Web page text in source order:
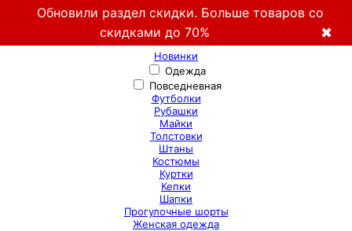
Обновили раздел скидки. Больше товаров со
скидками до 70%
✖
Новинки
Одежда
Повседневная
Футболки
Рубашки
Майки
Толстовки
Штаны
Костюмы
Куртки
Кепки
Шапки
Прогулочные шорты
Женская одежда